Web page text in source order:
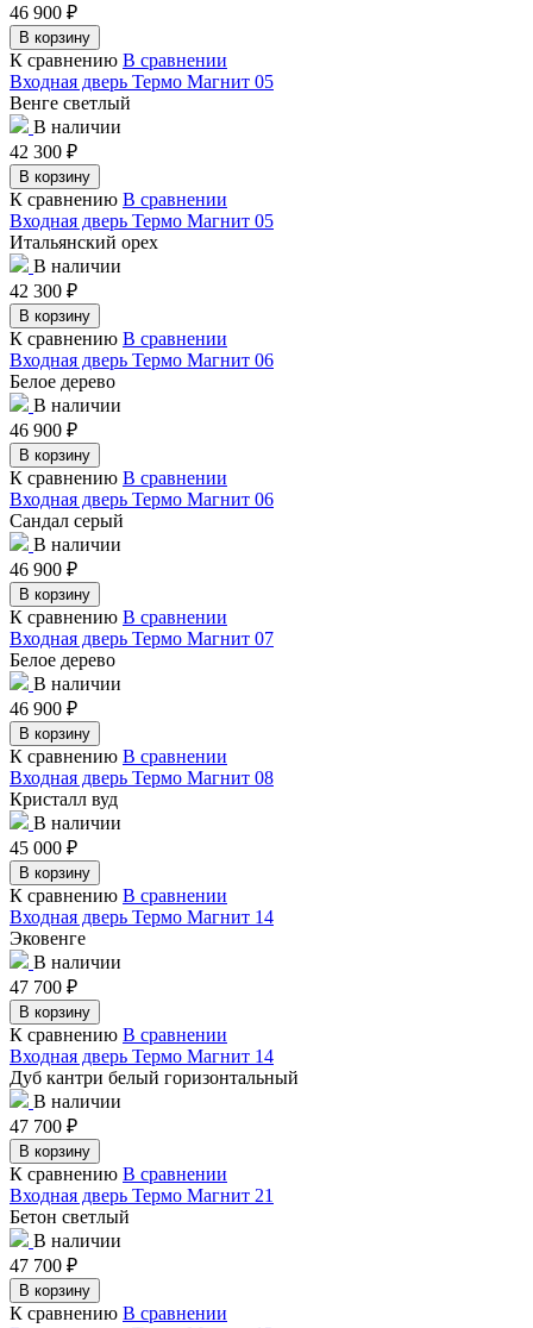
46 900 ₽
В корзину
К сравнению В сравнении
Входная дверь Термо Магнит 05
Венге светлый
В наличии
42 300 ₽
В корзину
К сравнению В сравнении
Входная дверь Термо Магнит 05
Итальянский орех
В наличии
42 300 ₽
В корзину
К сравнению В сравнении
Входная дверь Термо Магнит 06
Белое дерево
В наличии
46 900 ₽
В корзину
К сравнению В сравнении
Входная дверь Термо Магнит 06
Сандал серый
В наличии
46 900 ₽
В корзину
К сравнению В сравнении
Входная дверь Термо Магнит 07
Белое дерево
В наличии
46 900 ₽
В корзину
К сравнению В сравнении
Входная дверь Термо Магнит 08
Кристалл вуд
В наличии
45 000 ₽
В корзину
К сравнению В сравнении
Входная дверь Термо Магнит 14
Эковенге
В наличии
47 700 ₽
В корзину
К сравнению В сравнении
Входная дверь Термо Магнит 14
Дуб кантри белый горизонтальный
В наличии
47 700 ₽
В корзину
К сравнению В сравнении
Входная дверь Термо Магнит 21
Бетон светлый
В наличии
47 700 ₽
В корзину
К сравнению В сравнении